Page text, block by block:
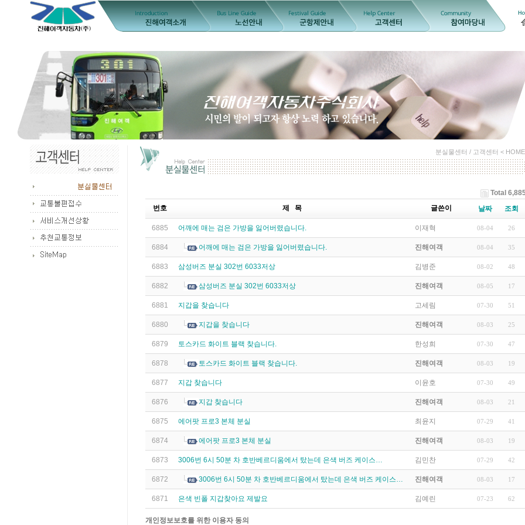
분실물센터 / 고객센터 < HOME
Total
번호
제 목 글쓴이 날짜 조회
6885 어깨에 매는 검은 가방을 잃어버렸습니다. 이재혁 08-04 26
6884 어깨에 매는 검은 가방을 잃어버렸습니다. 진해여객 08-04 35
6883 삼성버즈 분실 302번 6033저상 김병준 08-02 48
6882 삼성버즈 분실 302번 6033저상 진해여객 08-05 17
6881 지갑을 찾습니다 고세림 07-30 51
6880 지갑을 찾습니다 진해여객 08-03 25
6879 토스카드 화이트 블랙 찾습니다. 한성희 07-30 47
6878 토스카드 화이트 블랙 찾습니다. 진해여객 08-03 19
6877 지갑 찾습니다 이윤호 07-30 49
6876 지갑 찾습니다 진해여객 08-03 21
6875 에어팟 프로3 본체 분실 최윤지 07-29 41
6874 에어팟 프로3 본체 분실 진해여객 08-03 19
6873 3006번 6시 50분 차 호반베르디움에서 탔는데 은색 버즈 케이스… 김민찬 07-29 42
6872 3006번 6시 50분 차 호반베르디움에서 탔는데 은색 버즈 케이스… 진해여객 08-03 17
6871 은색 빈폴 지갑찾아요 제발요 김예린 07-23 62
개인정보보호를 위한 이용자 동의